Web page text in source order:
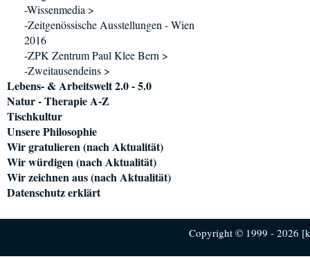
-Wissenmedia >
-Zeitgenössische Ausstellungen - Wien
2016
-ZPK Zentrum Paul Klee Bern >
-Zweitausendeins >
Lebens- & Arbeitswelt 2.0 - 5.0
Natur - Therapie A-Z
Tischkultur
Unsere Philosophie
Wir gratulieren (nach Aktualität)
Wir würdigen (nach Aktualität)
Wir zeichnen aus (nach Aktualität)
Datenschutz erklärt
Copyright © 1999 - 2026